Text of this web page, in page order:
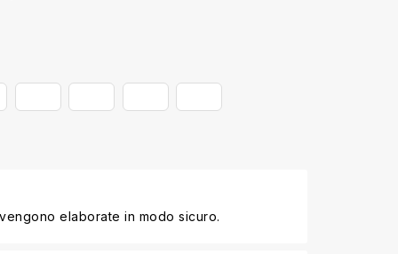
elaborate in modo sicuro.